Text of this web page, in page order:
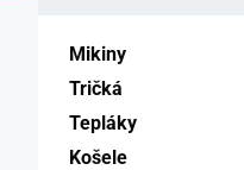
Mikiny
Tričká
Tepláky
Košele